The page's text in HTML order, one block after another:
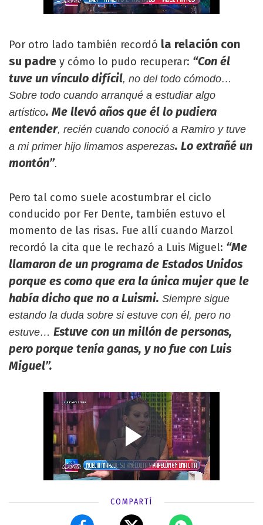
Por otro lado también recordó la relación con
su padre y cómo lo pudo recuperar: “Con él
tuve un vínculo difícil, no del todo cómodo…
Sobre todo cuando arranqué a estudiar algo
artístico. Me llevó años que él lo pudiera
entender, recién cuando conoció a Ramiro y tuve
a mi primer hijo limamos asperezas. Lo extrañé un
montón”.
Pero tal como suele acostumbrar el ciclo
conducido por Fer Dente, también estuvo el
momento de las risas. Fue allí cuando Marzol
recordó la cita que le rechazó a Luis Miguel: “Me
llamaron de un programa de Estados Unidos
porque es como que era la única mujer que le
había dicho que no a Luismi. Siempre sigue
estando la duda sobre si estuve con él, pero no
estuve… Estuve con un millón de personas,
pero porque tenía ganas, y no fue con Luis
Miguel”.
COMPARTÍ